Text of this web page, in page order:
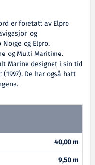
er foretatt av Elpro
og
og Elpro.
og Multi Maritime.
Marine designet i sin tid
(1997). De har også hatt
40,00 m
9,50 m